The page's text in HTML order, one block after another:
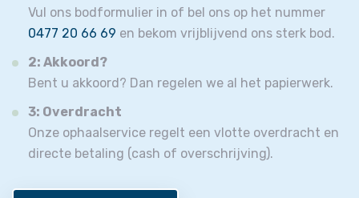
Vul ons bodformulier in of bel ons op het nummer
0477 20 66 69 en bekom vrijblijvend ons sterk bod.
2: Akkoord?
Bent u akkoord? Dan regelen we al het papierwerk.
3: Overdracht
Onze ophaalservice regelt een vlotte overdracht en
directe betaling (cash of overschrijving).